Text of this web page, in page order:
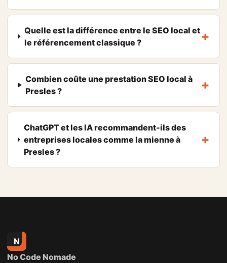
Quelle est la différence entre le SEO local et
le référencement classique ?
Combien coûte une prestation SEO local à
Presles ?
ChatGPT et les IA recommandent-ils des
entreprises locales comme la mienne à
Presles ?
N
No Code Nomade